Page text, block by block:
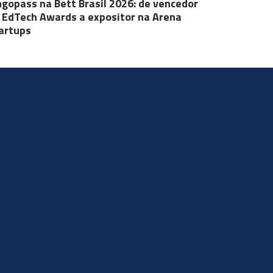
Awards a expositor na Arena